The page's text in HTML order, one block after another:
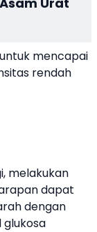
mencapai
rendah
melakukan
dapat
dengan